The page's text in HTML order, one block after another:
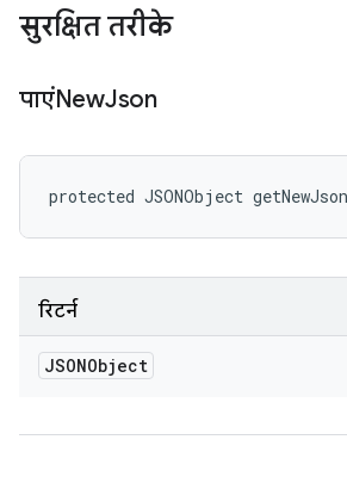
सुरक्षित तरीके
पाएंNewJson
protected JSONObject
रिटर्न
JSONObject